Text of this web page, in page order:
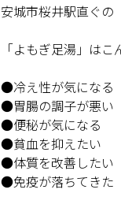
安城市桜井駅直ぐ
「よもぎ足湯」は
●冷え性が気になる
●胃腸の調子が悪い
●便秘が気になる
●貧血を抑えたい
●体質を改善したい
●免疫が落ちてきた